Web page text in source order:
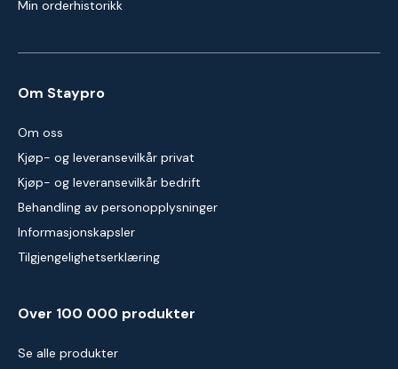
Min orderhistorikk
Om Staypro
Om oss
Kjøp- og leveransevilkår privat
Kjøp- og leveransevilkår bedrift
Behandling av personopplysninger
Informasjonskapsler
Tilgjengelighetserklæring
Over 100 000 produkter
Se alle produkter